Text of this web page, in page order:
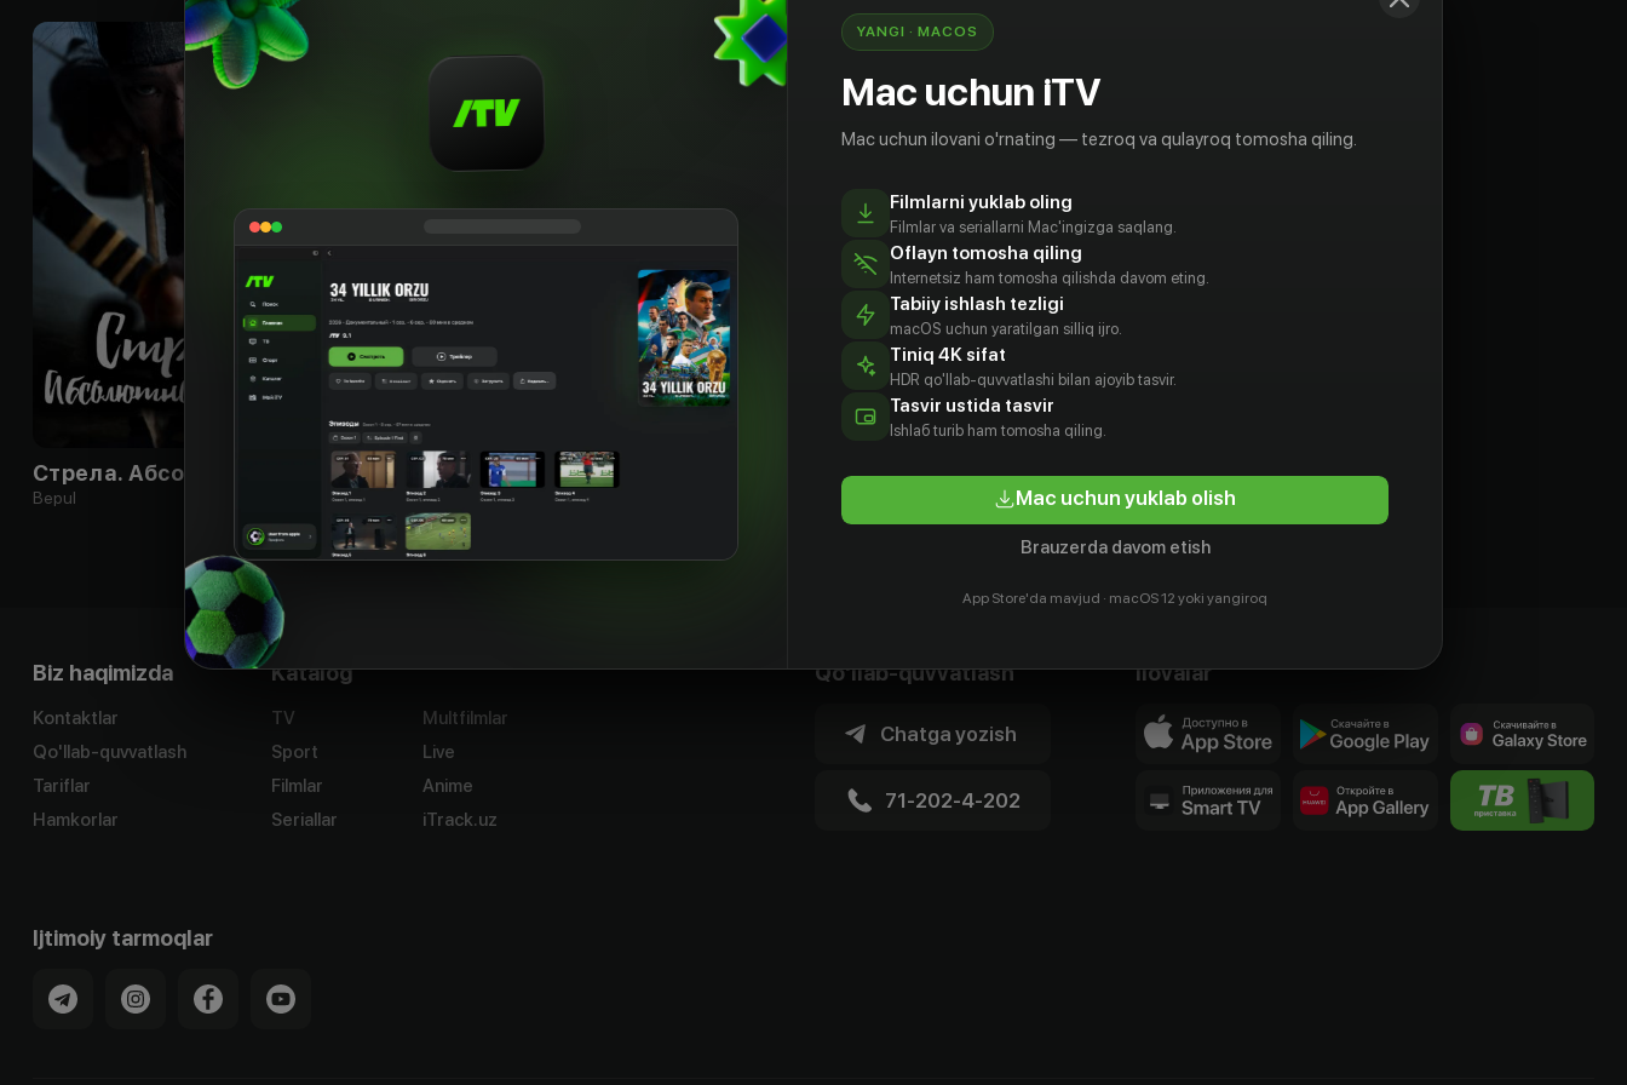
Bepul
Экстремальная работа
Bepul
18+
Biz haqimizda
Kontaktlar
Qo'llab-quvvatlash
Tariflar
Hamkorlar
Katalog
TV
Sport
Filmlar
Seriallar
Multfilmlar
Live
Anime
iTrack.uz
Qo'llab-quvvatlash
Chatga yozish
71-202-4-202
Ilovalar
Ijtimoiy tarmoqlar
YANGI · MACOS
Mac uchun iTV
Mac uchun ilovani o'rnating — tezroq va qulayroq tomosha qiling.
Filmlarni yuklab oling
Filmlar va seriallarni Mac'ingizga saqlang.
Oflayn tomosha qiling
Internetsiz ham tomosha qilishda davom eting.
Tabiiy ishlash tezligi
macOS uchun yaratilgan silliq ijro.
Tiniq 4K sifat
HDR qo'llab-quvvatlashi bilan ajoyib tasvir.
Tasvir ustida tasvir
Ishlаб turib ham tomosha qiling.
Mac uchun yuklab olish
Brauzerda davom etish
App Store'da mavjud · macOS 12 yoki yangiroq